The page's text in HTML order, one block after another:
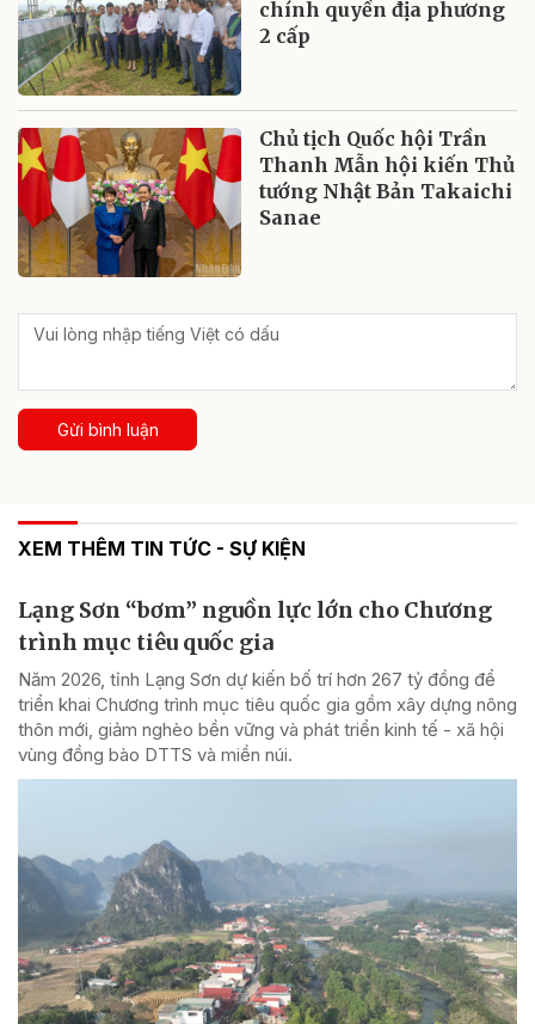
chính quyền địa phương
2 cấp
Chủ tịch Quốc hội Trần
Thanh Mẫn hội kiến Thủ
tướng Nhật Bản Takaichi
Sanae
Gửi bình luận
XEM THÊM TIN TỨC - SỰ KIỆN
Lạng Sơn “bơm” nguồn lực lớn cho Chương
trình mục tiêu quốc gia
Năm 2026, tỉnh Lạng Sơn dự kiến bố trí hơn 267 tỷ đồng để
triển khai Chương trình mục tiêu quốc gia gồm xây dựng nông
thôn mới, giảm nghèo bền vững và phát triển kinh tế - xã hội
vùng đồng bào DTTS và miền núi.